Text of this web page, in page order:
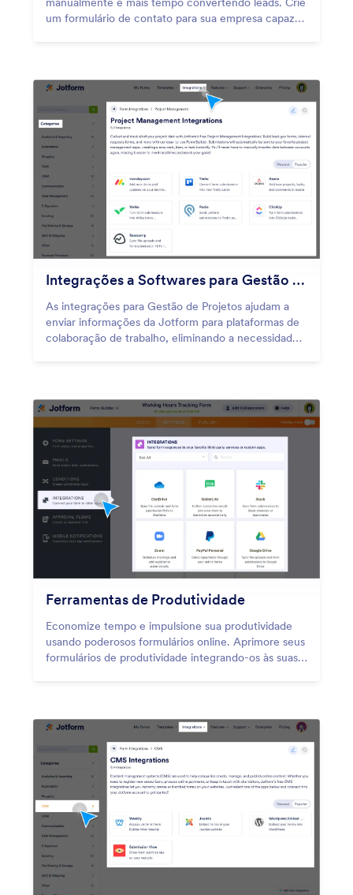
um formulário de contato para sua empresa capaz
Integrações a Softwares para Gestão de Projetos
As integrações para Gestão de Projetos ajudam a
enviar informações da Jotform para plataformas de
colaboração de trabalho, eliminando a necessidade
Ferramentas de Produtividade
Economize tempo e impulsione sua produtividade
usando poderosos formulários online. Aprimore seus
formulários de produtividade integrando-os às suas